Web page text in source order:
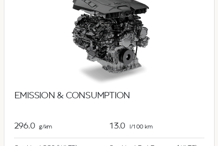
EMISSION & CONSUMPTION
296.0 g/km 13.0 l/100 km